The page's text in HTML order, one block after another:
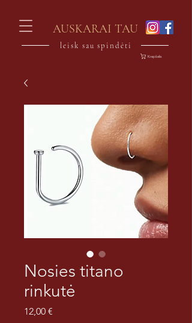
AUSKARAI TAU
leisk sau spindėti
Krepšelis
Nosies titano
rinkutė
12,00 €